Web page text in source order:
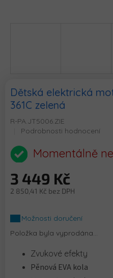
Dětská elektrická
361C zelená
R-PA.JT5006.ZIE
Průměrné
produktu
je
z
5
Podrobnosti hodnocení
Momentálně
3 449 Kč
2 850,41 Kč bez DPH
cena:Možnosti doručení
Položka byla vyprodána…
Zvukové efekty
Pěnová EVA kola